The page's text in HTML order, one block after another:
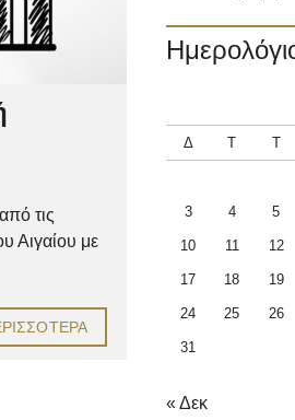
τις
Αιγαίου με
Δ Τ Τ
3 4 5
10 11 12
17 18 19
24 25 26
31
« Δεκ